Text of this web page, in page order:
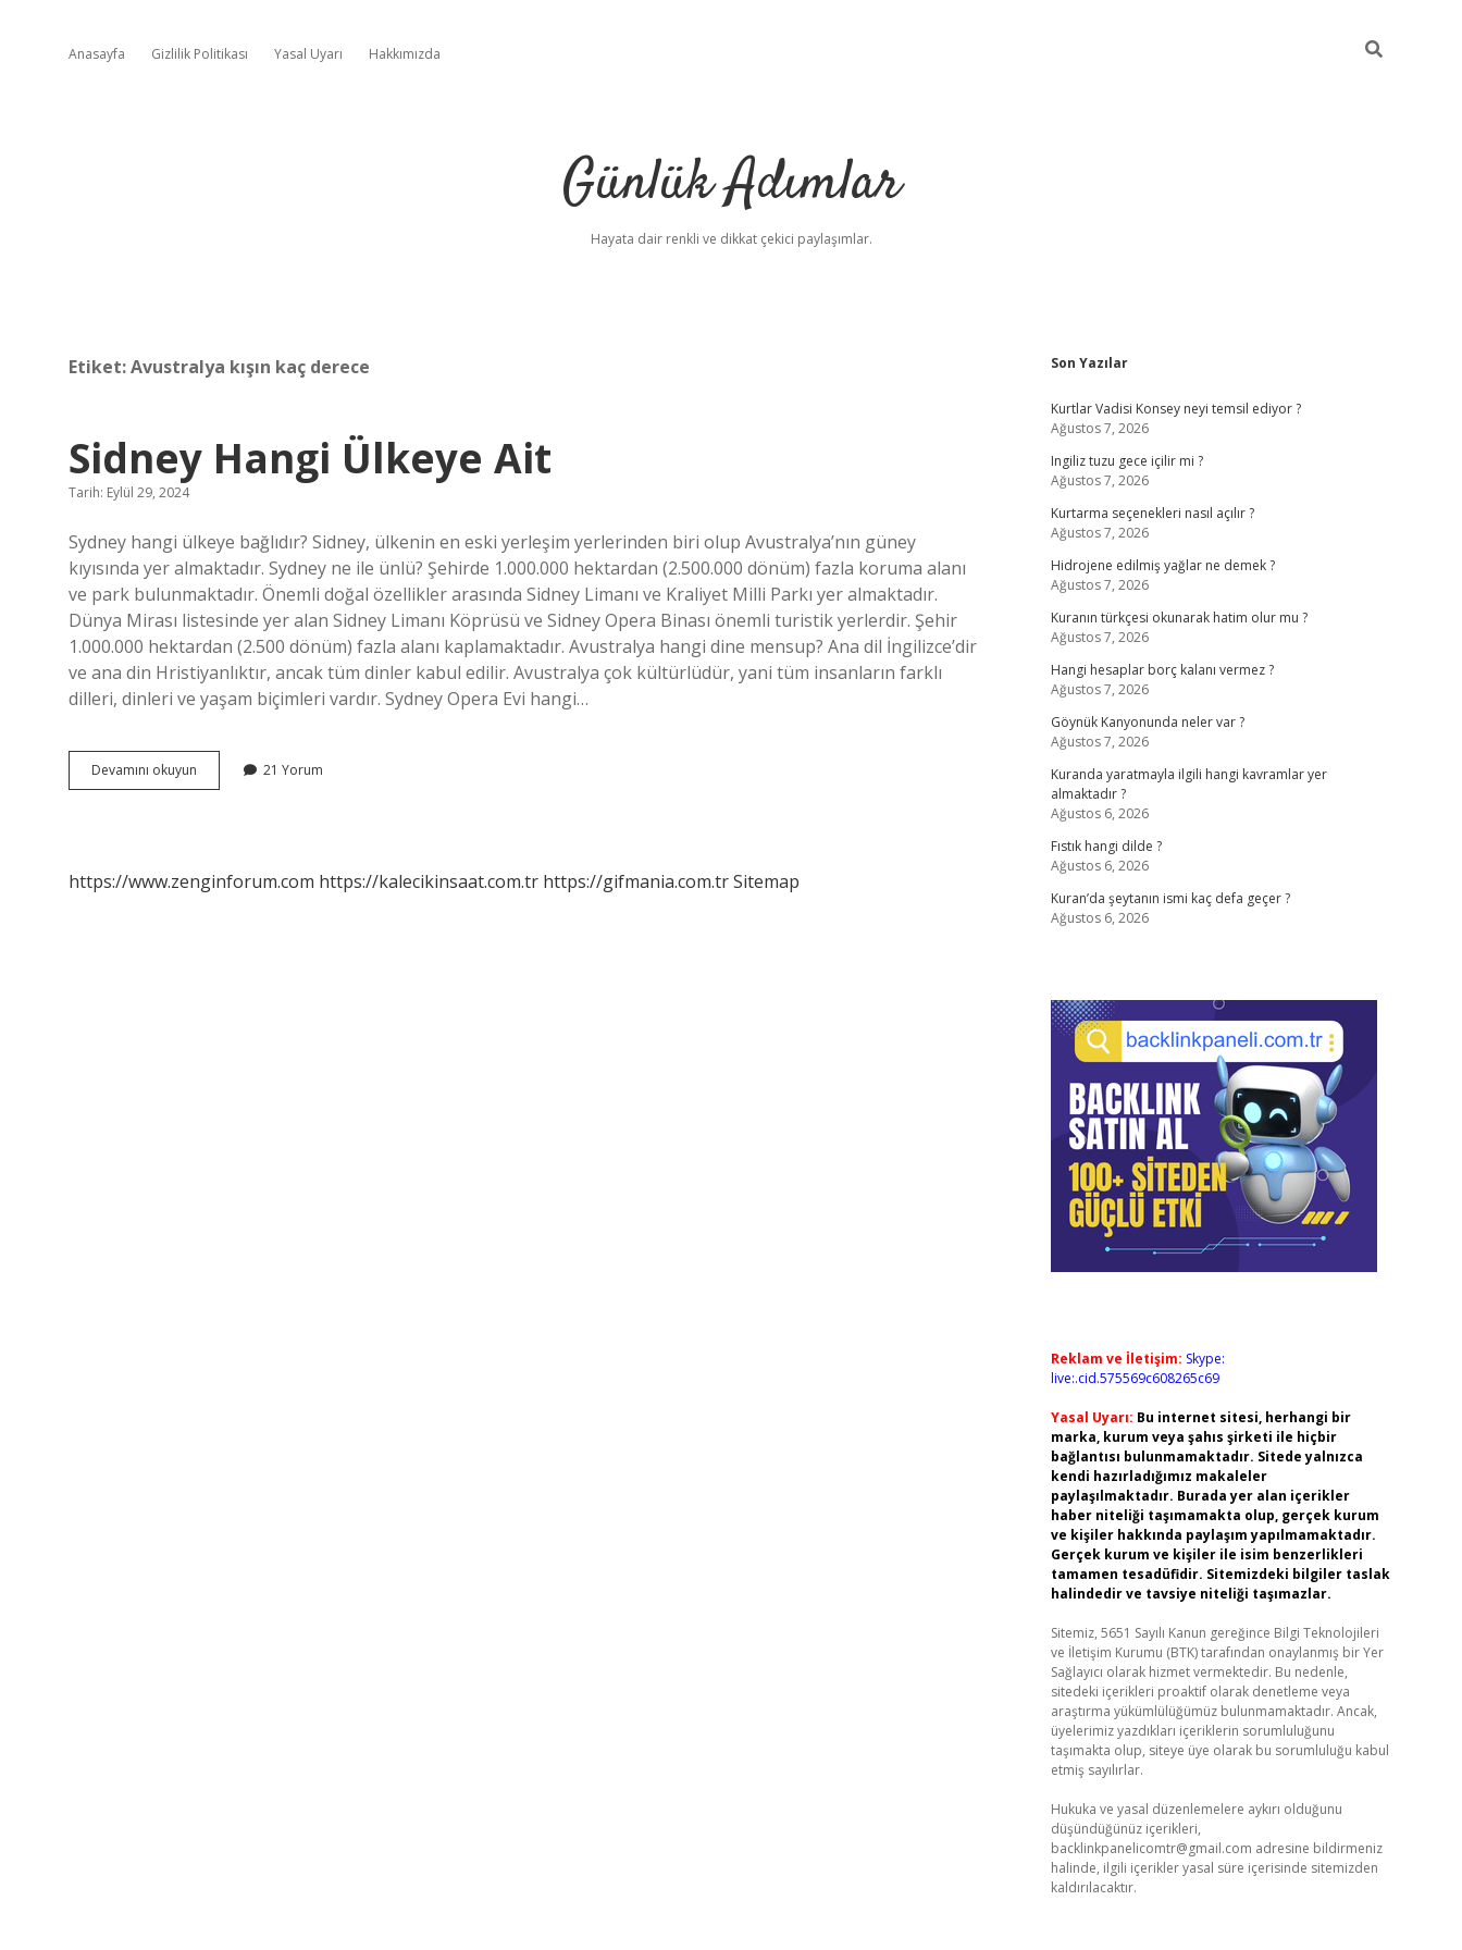
Anasayfa Gizlilik Politikası Yasal Uyarı Hakkımızda
Günlük Adımlar
Hayata dair renkli ve dikkat çekici paylaşımlar.
Etiket:Avustralya kışın kaç derece
Sidney Hangi Ülkeye Ait
Tarih: Eylül 29, 2024
Sydney hangi ülkeye bağlıdır? Sidney, ülkenin en eski yerleşim yerlerinden biri olup Avustralya’nın güney
kıyısında yer almaktadır. Sydney ne ile ünlü? Şehirde 1.000.000 hektardan (2.500.000 dönüm) fazla koruma alanı
ve park bulunmaktadır. Önemli doğal özellikler arasında Sidney Limanı ve Kraliyet Milli Parkı yer almaktadır.
Dünya Mirası listesinde yer alan Sidney Limanı Köprüsü ve Sidney Opera Binası önemli turistik yerlerdir. Şehir
1.000.000 hektardan (2.500 dönüm) fazla alanı kaplamaktadır. Avustralya hangi dine mensup? Ana dil İngilizce’dir
ve ana din Hristiyanlıktır, ancak tüm dinler kabul edilir. Avustralya çok kültürlüdür, yani tüm insanların farklı
dilleri, dinleri ve yaşam biçimleri vardır. Sydney Opera Evi hangi…
Devamını okuyun
Hangi
21 Yorum
https://www.zenginforum.com https://kalecikinsaat.com.tr https://gifmania.com.trSitemap
Sidebar
Son Yazılar
Kurtlar Vadisi Konsey neyi temsil ediyor ?
Ağustos 7, 2026
Ingiliz tuzu gece içilir mi ?
Ağustos 7, 2026
Kurtarma seçenekleri nasıl açılır ?
Ağustos 7, 2026
Hidrojene edilmiş yağlar ne demek ?
Ağustos 7, 2026
Kuranın türkçesi okunarak hatim olur mu ?
Ağustos 7, 2026
Hangi hesaplar borç kalanı vermez ?
Ağustos 7, 2026
Göynük Kanyonunda neler var ?
Ağustos 7, 2026
Kuranda yaratmayla ilgili hangi kavramlar yer
almaktadır ?
Ağustos 6, 2026
Fıstık hangi dilde ?
Ağustos 6, 2026
Kuran’da şeytanın ismi kaç defa geçer ?
Ağustos 6, 2026
Reklam ve İletişim: Skype:
live:.cid.575569c608265c69
Yasal Uyarı: Bu internet sitesi, herhangi bir
marka, kurum veya şahıs şirketi ile hiçbir
bağlantısı bulunmamaktadır. Sitede yalnızca
kendi hazırladığımız makaleler
paylaşılmaktadır. Burada yer alan içerikler
haber niteliği taşımamakta olup, gerçek kurum
ve kişiler hakkında paylaşım yapılmamaktadır.
Gerçek kurum ve kişiler ile isim benzerlikleri
tamamen tesadüfidir. Sitemizdeki bilgiler taslak
halindedir ve tavsiye niteliği taşımazlar.
Sitemiz, 5651 Sayılı Kanun gereğince Bilgi Teknolojileri
ve İletişim Kurumu (BTK) tarafından onaylanmış bir Yer
Sağlayıcı olarak hizmet vermektedir. Bu nedenle,
sitedeki içerikleri proaktif olarak denetleme veya
araştırma yükümlülüğümüz bulunmamaktadır. Ancak,
üyelerimiz yazdıkları içeriklerin sorumluluğunu
taşımakta olup, siteye üye olarak bu sorumluluğu kabul
etmiş sayılırlar.
Hukuka ve yasal düzenlemelere aykırı olduğunu
düşündüğünüz içerikleri,
backlinkpanelicomtr@gmail.com adresine bildirmeniz
halinde, ilgili içerikler yasal süre içerisinde sitemizden
kaldırılacaktır.
vdcasino güncel giriş